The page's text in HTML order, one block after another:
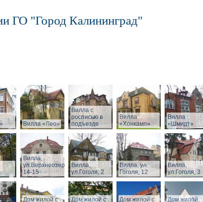
ГО "Город Калининград"
Вилла «Лео»
Вилла с
росписью в
подъезде
Вилла
«Хонкамп»
Вилла
«Шмидт»
Вилла,
ул.Верхнеозерная,
14-15
Вилла,
ул.Гоголя, 2
Вилла, ул.
Гоголя, 12
Вилла,
ул.Гоголя, 3
Дом жилой с
Дом жилой с
Дом жилой с
Дом жилой,